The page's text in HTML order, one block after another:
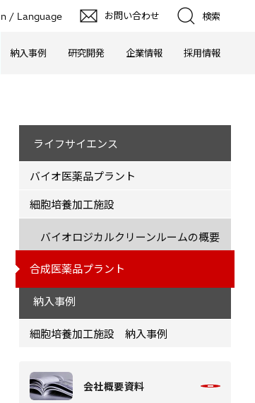
/ Language お問い合わせ 検索
納入事例 研究開発 企業情報 採用情報
ライフサイエンス
バイオ医薬品プラント
細胞培養加工施設
バイオロジカルクリーンルームの概要
合成医薬品プラント
納入事例
細胞培養加工施設 納入事例
会社概要資料